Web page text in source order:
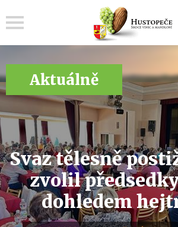
Aktuálně
Svaz tělesně
zvolil
dohledem